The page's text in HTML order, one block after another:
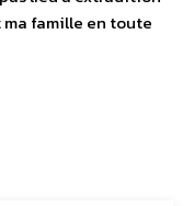
famille en toute